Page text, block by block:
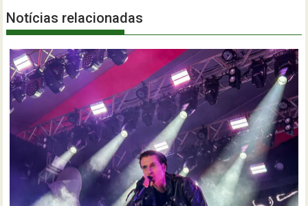
Notícias relacionadas